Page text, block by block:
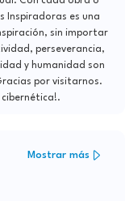
Inspiradoras es una
sin importar
perseverancia,
y humanidad son
por visitarnos.
Mostrar más